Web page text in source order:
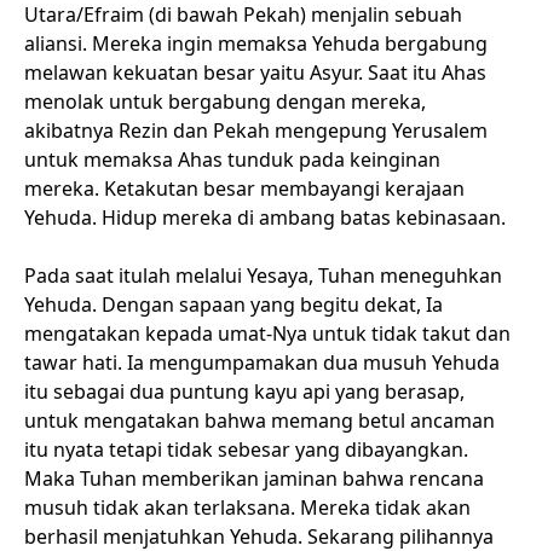
Utara/Efraim (di bawah Pekah) menjalin sebuah
aliansi. Mereka ingin memaksa Yehuda bergabung
melawan kekuatan besar yaitu Asyur. Saat itu Ahas
menolak untuk bergabung dengan mereka,
akibatnya Rezin dan Pekah mengepung Yerusalem
untuk memaksa Ahas tunduk pada keinginan
mereka. Ketakutan besar membayangi kerajaan
Yehuda. Hidup mereka di ambang batas kebinasaan.
Pada saat itulah melalui Yesaya, Tuhan meneguhkan
Yehuda. Dengan sapaan yang begitu dekat, Ia
mengatakan kepada umat-Nya untuk tidak takut dan
tawar hati. Ia mengumpamakan dua musuh Yehuda
itu sebagai dua puntung kayu api yang berasap,
untuk mengatakan bahwa memang betul ancaman
itu nyata tetapi tidak sebesar yang dibayangkan.
Maka Tuhan memberikan jaminan bahwa rencana
musuh tidak akan terlaksana. Mereka tidak akan
berhasil menjatuhkan Yehuda. Sekarang pilihannya